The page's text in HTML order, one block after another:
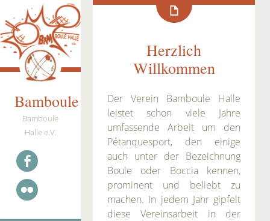
Bamboule
Bamboule
Halle e.V.
Facebook
Herzlich
Willkommen
Der Verein Bamboule Halle
leistet schon viele Jahre
umfassende Arbeit um den
Pétanquesport, den einige
auch unter der Bezeichnung
Boule oder Boccia kennen,
prominent und beliebt zu
machen. In jedem Jahr gipfelt
diese Vereinsarbeit in der